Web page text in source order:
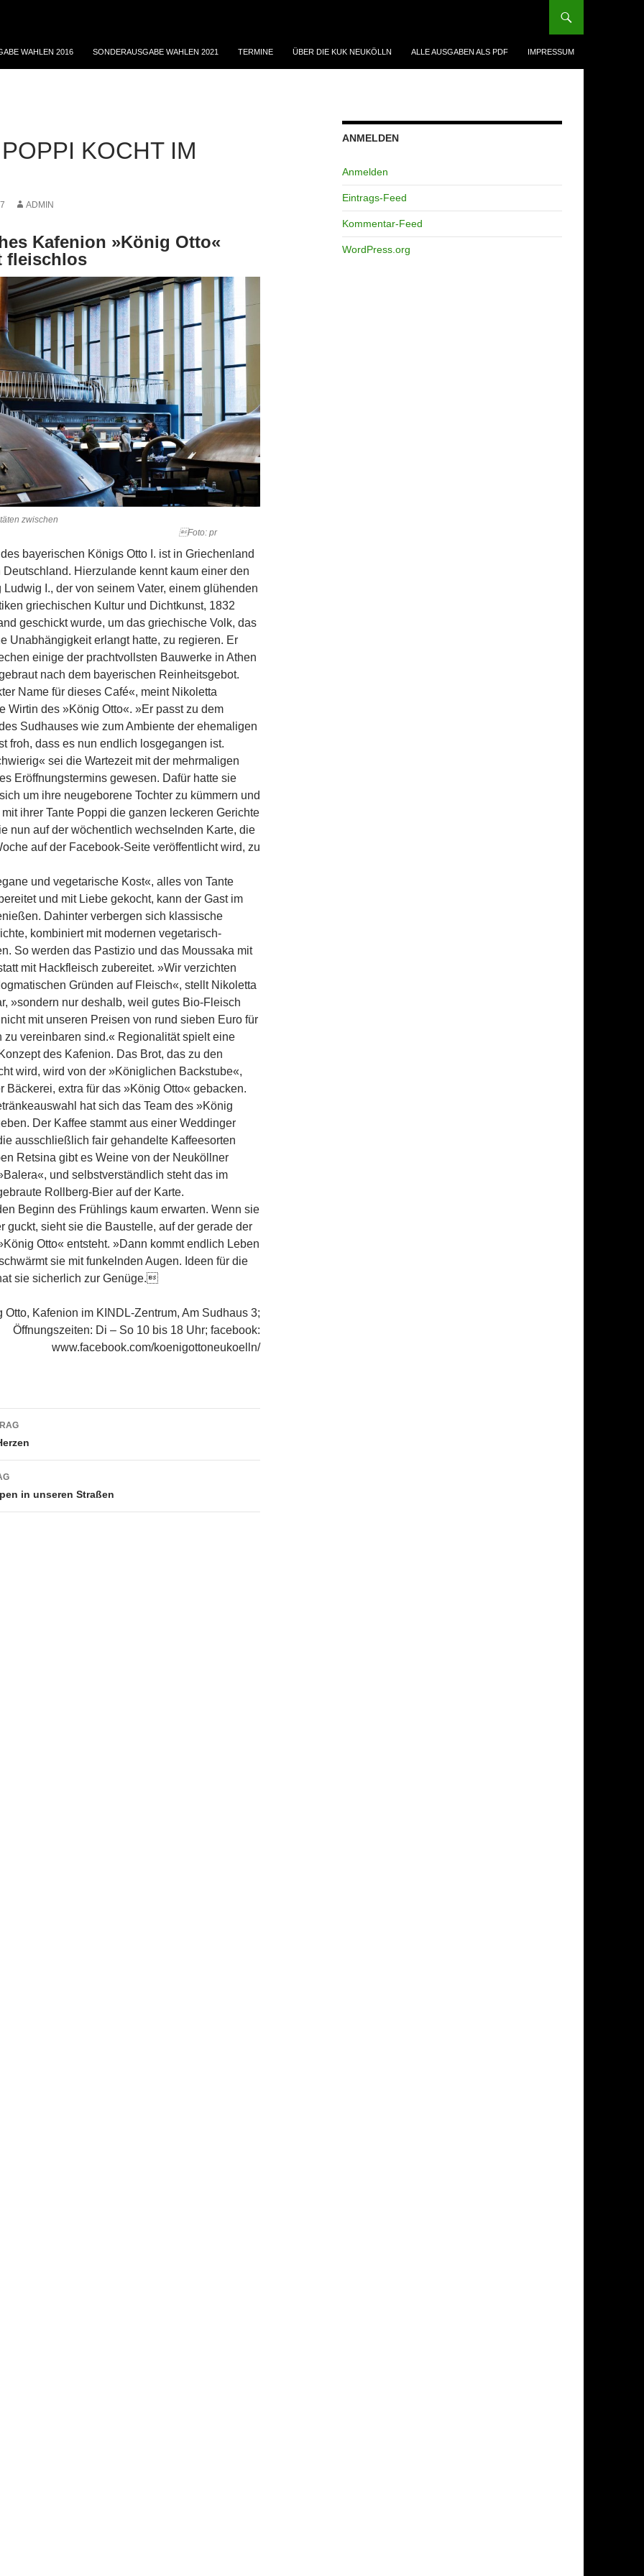
WAHLEN 2016 SONDERAUSGABE WAHLEN 2021 TERMINE ÜBER DIE KUK NEUKÖLLN ALLE AUSGABEN ALS PDF IMPRESSUM
KOCHT IM
ADMIN
Kafenion »König Otto«
fleischlos
zwischen
Foto: pr
bay­erischen Königs Otto I. ist in Griechenland
Deutschland. Hierzulande kennt kaum einer den
I., der von seinem Vater, einem glühenden
griechischen Kultur und Dichtkunst, 1832
geschickt wurde, um das griechische Volk, das
Unabhängigkeit erlangt hatte, zu regieren. Er
einige der prachtvollsten Bauwerke in Athen
nach dem bayerischen Reinheitsgebot.
Name für dieses Café«, meint Nikoletta
Wirtin des »König Otto«. »Er passt zu dem
Sudhauses wie zum Ambiente der ehemaligen
froh, dass es nun endlich losgegangen ist.
sei die Wartezeit mit der mehrmaligen
Eröffnungstermins gewesen. Dafür hatte sie
um ihre neugeborene Tochter zu kümmern und
ihrer Tante Poppi die ganzen leckeren Gerichte
nun auf der wöchentlich wechselnden Karte, die
auf der Facebook-Seite veröffentlicht wird, zu
und vegetarische Kost«, alles von Tante
und mit Liebe gekocht, kann der Gast im
Dahinter verbergen sich klassische
kombiniert mit modernen vegetarisch-
So werden das Pastizio und das Moussaka mit
mit Hackfleisch zubereitet. »Wir verzichten
Gründen auf Fleisch«, stellt Nikoletta
»sondern nur deshalb, weil gutes Bio-Fleisch
mit unseren Preisen von rund sieben Euro für
zu vereinbaren sind.« Regionalität spielt eine
des Kafenion. Das Brot, das zu den
wird, wird von der »Königlichen Backstube«,
Bäckerei, extra für das »König Otto« gebacken.
hat sich das Team des »König
Der Kaffee stammt aus einer Weddinger
ausschließlich fair gehandelte Kaffeesorten
Retsina gibt es Weine von der Neuköllner
und selbstverständlich steht das im
Rollberg-Bier auf der Karte.
Beginn des Frühlings kaum erwarten. Wenn sie
guckt, sieht sie die Baustelle, auf der gerade der
Otto« entsteht. »Dann kommt endlich Leben
sie mit funkelnden Augen. Ideen für die
sie sicherlich zur Genüge.
Otto, Kafenion im KINDL-Zentrum, Am Sudhaus 3;
Öffnungszeiten: Di – So 10 bis 18 Uhr; facebook:
www.facebook.com/koenigottoneukoelln/
in unseren Straßen
ANMELDEN
Anmelden
Eintrags-Feed
Kommentar-Feed
WordPress.org